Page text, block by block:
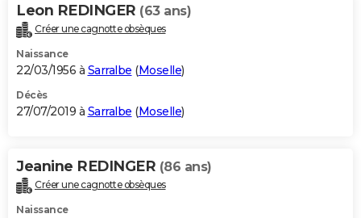
Leon REDINGER (63 ans)
Créer une cagnotte obsèques
Naissance
22/03/1956 à Sarralbe (Moselle)
Décès
27/07/2019 à Sarralbe (Moselle)
Jeanine REDINGER (86 ans)
Créer une cagnotte obsèques
Naissance